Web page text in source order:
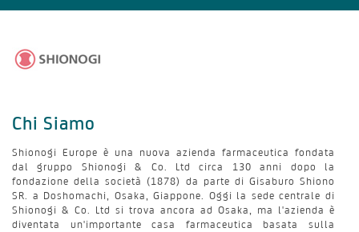
Chi Siamo
Shionogi Europe è una nuova azienda farmaceutica fondata
dal gruppo Shionogi & Co. Ltd circa 130 anni dopo la
fondazione della società (1878) da parte di Gisaburo Shiono
SR. a Doshomachi, Osaka, Giappone. Oggi la sede centrale di
Shionogi & Co. Ltd si trova ancora ad Osaka, ma l'azienda è
diventata un'importante casa farmaceutica basata sulla